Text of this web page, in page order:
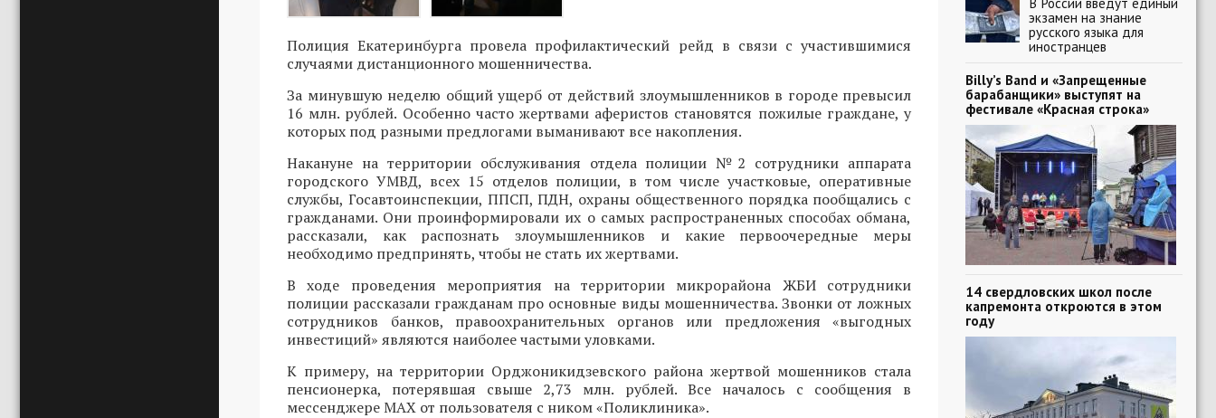
Полиция Екатеринбурга провела профилактический рейд в связи с участившимися
случаями дистанционного мошенничества.
За минувшую неделю общий ущерб от действий злоумышленников в городе превысил
16 млн. рублей. Особенно часто жертвами аферистов становятся пожилые граждане, у
которых под разными предлогами выманивают все накопления.
Накануне на территории обслуживания отдела полиции №2 сотрудники аппарата
городского УМВД, всех 15 отделов полиции, в том числе участковые, оперативные
службы, Госавтоинспекции, ППСП, ПДН, охраны общественного порядка пообщались с
гражданами. Они проинформировали их о самых распространенных способах обмана,
рассказали, как распознать злоумышленников и какие первоочередные меры
необходимо предпринять, чтобы не стать их жертвами.
В ходе проведения мероприятия на территории микрорайона ЖБИ сотрудники
полиции рассказали гражданам про основные виды мошенничества. Звонки от ложных
сотрудников банков, правоохранительных органов или предложения «выгодных
инвестиций» являются наиболее частыми уловками.
К примеру, на территории Орджоникидзевского района жертвой мошенников стала
пенсионерка, потерявшая свыше 2,73 млн. рублей. Все началось с сообщения в
мессенджере MAX от пользователя с ником «Поликлиника».
экзамен на знание
русского языка для
иностранцев
Billy’s Band и «Запрещенные
барабанщики» выступят на
фестивале «Красная строка»
14 свердловских школ после
капремонта откроются в этом
году